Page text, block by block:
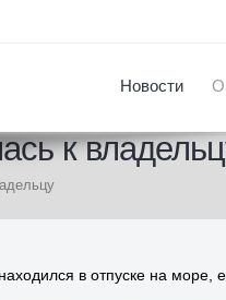
Новости О
к
в отпуске на море,